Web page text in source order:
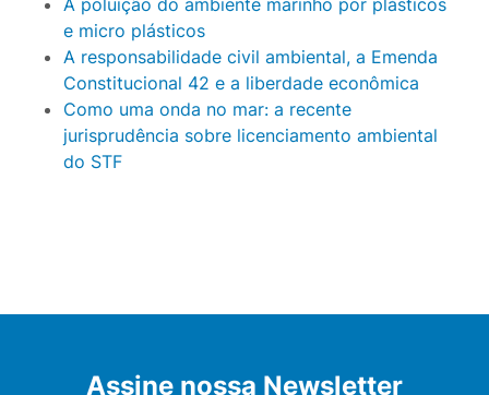
e micro plásticos
A responsabilidade civil ambiental, a Emenda
Constitucional 42 e a liberdade econômica
Como uma onda no mar: a recente
jurisprudência sobre licenciamento ambiental
do STF
Assine nossa Newsletter